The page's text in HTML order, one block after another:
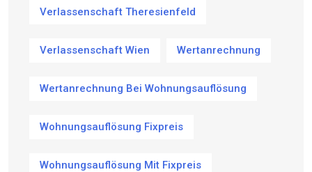
Verlassenschaft Theresienfeld
Verlassenschaft Wien Wertanrechnung
Wertanrechnung Bei Wohnungsauflösung
Wohnungsauflösung Fixpreis
Wohnungsauflösung Mit Fixpreis